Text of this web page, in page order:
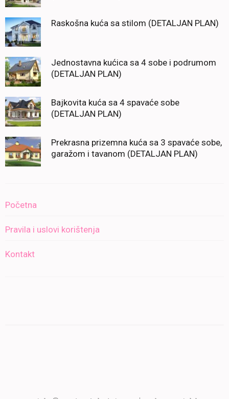
Raskošna kuća sa stilom (DETALJAN PLAN)
Jednostavna kućica sa 4 sobe i podrumom
(DETALJAN PLAN)
Bajkovita kuća sa 4 spavaće sobe
(DETALJAN PLAN)
Prekrasna prizemna kuća sa 3 spavaće sobe,
garažom i tavanom (DETALJAN PLAN)
Početna
Pravila i uslovi korištenja
Kontakt